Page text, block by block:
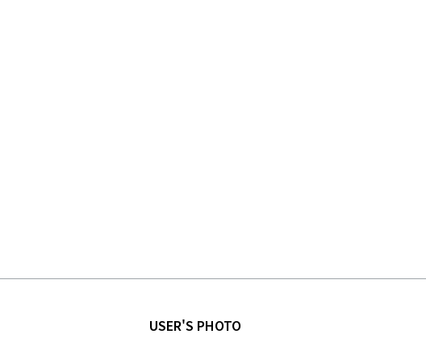
USER'S PHOTO